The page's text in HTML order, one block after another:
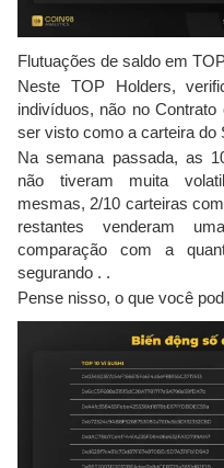
Flutuações de saldo em
Neste TOP Holders,
indivíduos, não no
ser visto como a carteira do
Na semana passada, as
não tiveram muita
mesmas, 2/10 carteiras
restantes venderam
comparação com a
segurando . .
Pense nisso, o que você